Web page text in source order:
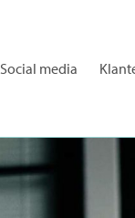
Social media